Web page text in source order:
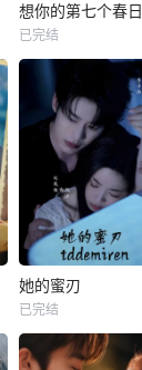
想你的第七个春日
已完结
她的蜜刃
已完结